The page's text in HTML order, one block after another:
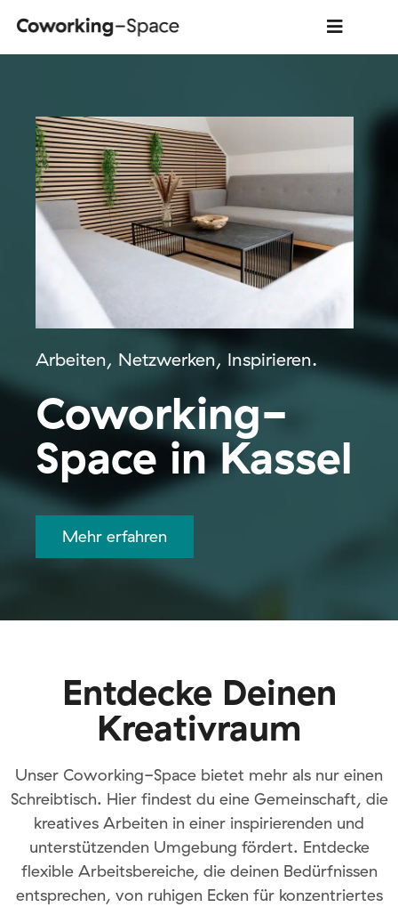
Arbeiten, Netzwerken, Inspirieren.
Coworking-
Space in Kassel
Mehr erfahren
Entdecke Deinen
Kreativraum
Unser Coworking-Space bietet mehr als nur einen
Schreibtisch. Hier findest du eine Gemeinschaft, die
kreatives Arbeiten in einer inspirierenden und
unterstützenden Umgebung fördert. Entdecke
flexible Arbeitsbereiche, die deinen Bedürfnissen
entsprechen, von ruhigen Ecken für konzentriertes